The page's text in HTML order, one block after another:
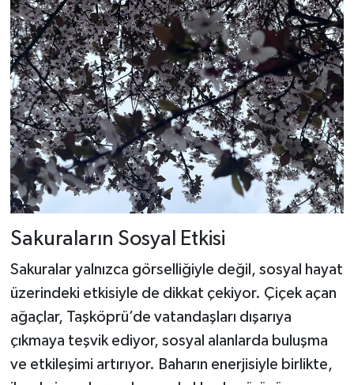
Sakuraların Sosyal Etkisi
Sakuralar yalnızca görselliğiyle değil, sosyal hayat
üzerindeki etkisiyle de dikkat çekiyor. Çiçek açan
ağaçlar, Taşköprü’de vatandaşları dışarıya
çıkmaya teşvik ediyor, sosyal alanlarda buluşma
ve etkileşimi artırıyor. Baharın enerjisiyle birlikte,